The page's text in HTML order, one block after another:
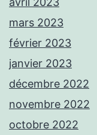
mars 2023
février 2023
janvier 2023
décembre 2022
novembre 2022
octobre 2022